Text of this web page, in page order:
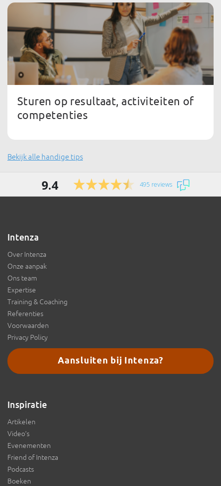
Bekijk alle handige tips
Sturen op resultaat, activiteiten of
competenties
9.4 495 reviews
Intenza
Over Intenza
Onze aanpak
Ons team
Expertise
Training & Coaching
Referenties
Voorwaarden
Privacy Policy
Aansluiten bij Intenza?
Inspiratie
Artikelen
Video’s
Evenementen
Friend of Intenza
Podcasts
Boeken